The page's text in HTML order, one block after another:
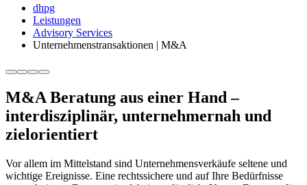
dhpg
Leistungen
Advisory Services
Unternehmenstransaktionen | M&A
M&A Beratung aus einer Hand –
interdisziplinär, unternehmernah und
zielorientiert
Vor allem im Mittelstand sind Unternehmensverkäufe seltene und
wichtige Ereignisse. Eine rechtssichere und auf Ihre Bedürfnisse